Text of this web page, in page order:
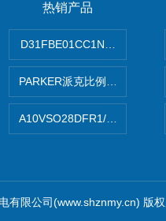
热销产品
PARKER派克比例阀 柱塞泵
A10VSO28DFR1/
有限公司(www.shznmy.cn) 版